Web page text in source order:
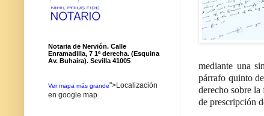
mediante una
párrafo quinto
derecho sobre
de prescripción
Notaria de Nervión. Calle
Enramadilla, 7 1º derecha. (Esquina
Av. Buhaira). Sevilla 41005
Ver mapa más grande">Localización
en google map